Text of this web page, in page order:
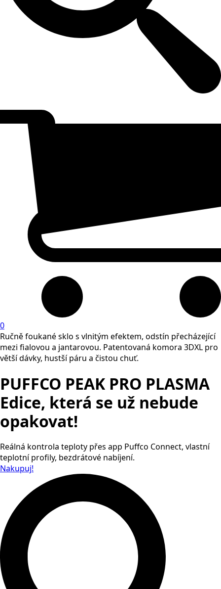
0
Ručně foukané sklo s vlnitým efektem, odstín přecházející
mezi fialovou a jantarovou. Patentovaná komora 3DXL pro
větší dávky, hustší páru a čistou chuť.
PUFFCO PEAK PRO PLASMA
Edice, která se už nebude
opakovat!
Reálná kontrola teploty přes app Puffco Connect, vlastní
teplotní profily, bezdrátové nabíjení.
Nakupuj!